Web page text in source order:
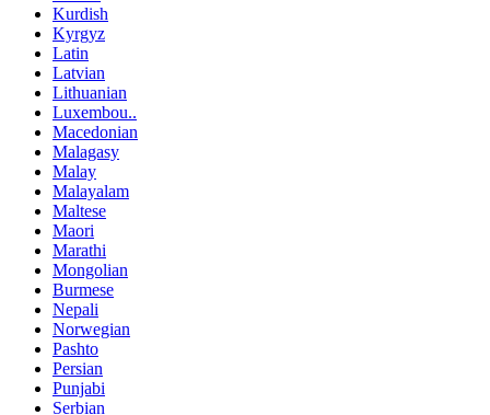
Kurdish
Kyrgyz
Latin
Latvian
Lithuanian
Luxembou..
Macedonian
Malagasy
Malay
Malayalam
Maltese
Maori
Marathi
Mongolian
Burmese
Nepali
Norwegian
Pashto
Persian
Punjabi
Serbian